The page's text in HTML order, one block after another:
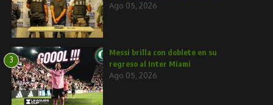
Ago 05, 2026
3
Messi brilla con doblete en su
regreso al Inter Miami
Ago 05, 2026